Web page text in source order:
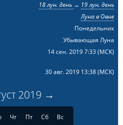
18 лун. день → 19 лун. день
Луна в Овне
Понедельник
Убывающая Луна
14 сен. 2019 7:33(МСК)
30 авг. 2019 13:38(МСК)
2019 →
Чт Пт Сб Вс